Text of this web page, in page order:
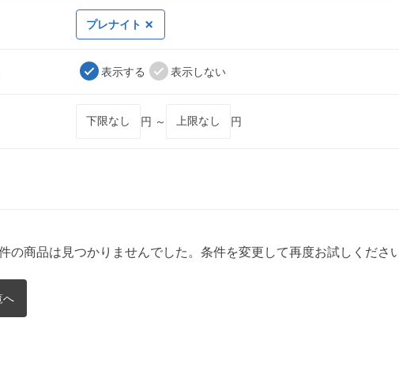
プレナイト
表示する 表示しない
円 ～ 円
の商品は見つかりませんでした。条件を変更して再度お試しください
へ